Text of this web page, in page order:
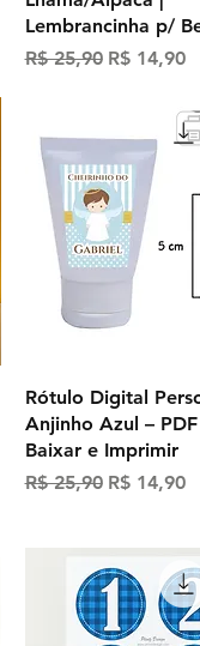
Lembrancinha p/
Preço normal
R$ 25,90 Preço
R$ 14,90
Visualização
Rótulo Digital
Anjinho Azul –
Baixar e Imprimir
Preço normal
R$ 25,90 Preço
R$ 14,90